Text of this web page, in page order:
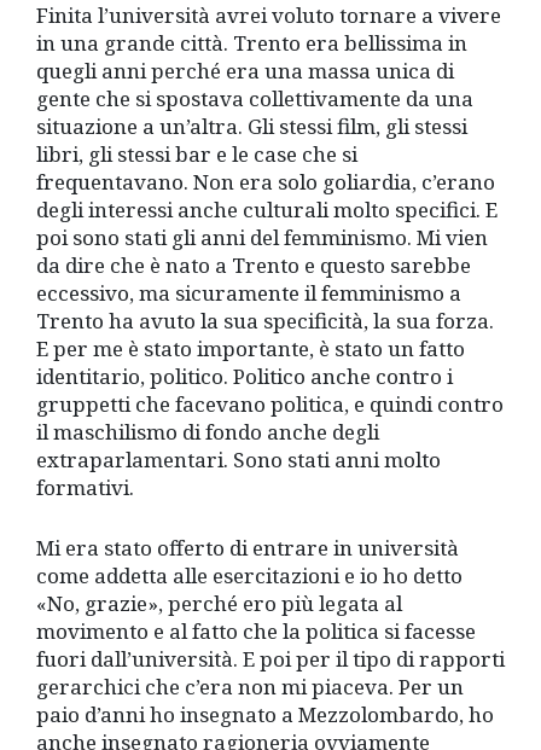
Finita l’università avrei voluto tornare a vivere
in una grande città. Trento era bellissima in
quegli anni perché era una massa unica di
gente che si spostava collettivamente da una
situazione a un’altra. Gli stessi film, gli stessi
libri, gli stessi bar e le case che si
frequentavano. Non era solo goliardia, c’erano
degli interessi anche culturali molto specifici. E
poi sono stati gli anni del femminismo. Mi vien
da dire che è nato a Trento e questo sarebbe
eccessivo, ma sicuramente il femminismo a
Trento ha avuto la sua specificità, la sua forza.
E per me è stato importante, è stato un fatto
identitario, politico. Politico anche contro i
gruppetti che facevano politica, e quindi contro
il maschilismo di fondo anche degli
extraparlamentari. Sono stati anni molto
formativi.
Mi era stato offerto di entrare in università
come addetta alle esercitazioni e io ho detto
«No, grazie», perché ero più legata al
movimento e al fatto che la politica si facesse
fuori dall’università. E poi per il tipo di rapporti
gerarchici che c’era non mi piaceva. Per un
paio d’anni ho insegnato a Mezzolombardo, ho
anche insegnato ragioneria ovviamente